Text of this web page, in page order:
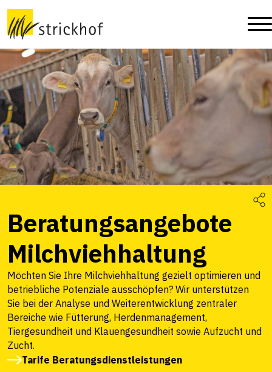
Beratungsangebote
Milchviehhaltung
Möchten Sie Ihre Milchviehhaltung gezielt optimieren und
betriebliche Potenziale ausschöpfen? Wir unterstützen
Sie bei der Analyse und Weiterentwicklung zentraler
Bereiche wie Fütterung, Herdenmanagement,
Tiergesundheit und Klauengesundheit sowie Aufzucht und
Zucht.
Tarife Beratungsdienstleistungen